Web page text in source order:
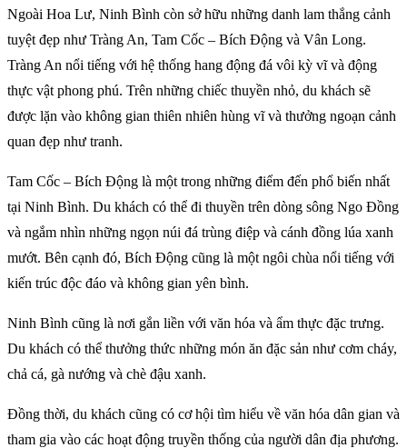
Ngoài Hoa Lư, Ninh Bình còn sở hữu những danh lam thắng cảnh
tuyệt đẹp như Tràng An, Tam Cốc – Bích Động và Vân Long.
Tràng An nổi tiếng với hệ thống hang động đá vôi kỳ vĩ và động
thực vật phong phú. Trên những chiếc thuyền nhỏ, du khách sẽ
được lặn vào không gian thiên nhiên hùng vĩ và thưởng ngoạn cảnh
quan đẹp như tranh.
Tam Cốc – Bích Động là một trong những điểm đến phổ biến nhất
tại Ninh Bình. Du khách có thể đi thuyền trên dòng sông Ngo Đồng
và ngắm nhìn những ngọn núi đá trùng điệp và cánh đồng lúa xanh
mướt. Bên cạnh đó, Bích Động cũng là một ngôi chùa nổi tiếng với
kiến trúc độc đáo và không gian yên bình.
Ninh Bình cũng là nơi gắn liền với văn hóa và ẩm thực đặc trưng.
Du khách có thể thưởng thức những món ăn đặc sản như cơm cháy,
chả cá, gà nướng và chè đậu xanh.
Đồng thời, du khách cũng có cơ hội tìm hiểu về văn hóa dân gian và
tham gia vào các hoạt động truyền thống của người dân địa phương.